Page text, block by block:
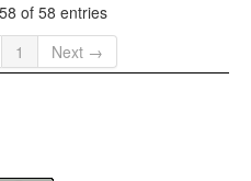
of 58 entries
1 Next →